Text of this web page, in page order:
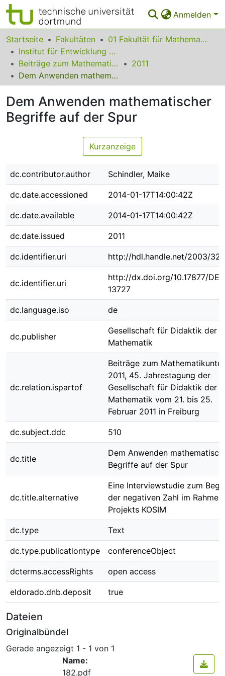
Anmelden
Bereiche & Sammlungen
Das gesamte Repositorium
Statistiken
FAQ
Leitlinien
Zurück zur Startseite
Startseite Fakultäten
01 Fakultät für Mathematik
Institut für Entwicklung und Erforschung des Mathematikunterrichts
Beiträge zum Mathematikunterricht
2011
Dem Anwenden mathematischer Begriffe auf der Spur
Dem Anwenden mathematischer
Begriffe auf der Spur
Kurzanzeige
dc.contributor.author Schindler, Maike
dc.date.accessioned 2014-01-17T14:00:42Z
dc.date.available 2014-01-17T14:00:42Z
dc.date.issued 2011
dc.identifier.uri http://hdl.handle.net/2003/
dc.identifier.uri
http://dx.doi.org/10.17877/
13727
dc.language.iso de
dc.publisher
Gesellschaft für Didaktik der
Mathematik
dc.relation.ispartof
Beiträge zum
2011, 45. Jahrestagung der
Gesellschaft für Didaktik der
Mathematik vom 21. bis 25.
Februar 2011 in Freiburg
dc.subject.ddc 510
dc.title
Dem Anwenden
Begriffe auf der Spur
dc.title.alternative
Eine Interviewstudie zum
der negativen Zahl im
Projekts KOSIM
dc.type Text
dc.type.publicationtype conferenceObject
dcterms.accessRights open access
eldorado.dnb.deposit true
Dateien
Originalbündel
Gerade angezeigt 1 - 1 von 1
Name:
182.pdf